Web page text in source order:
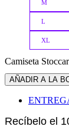
M
L
XL
Camiseta
AÑADIR A LA
Recíbelo el